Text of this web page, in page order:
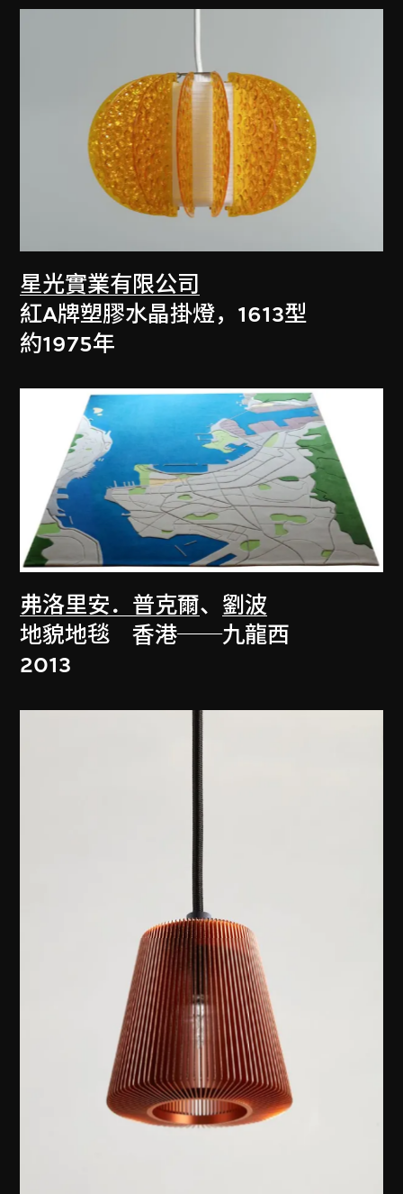
星光實業有限公司
紅A牌塑膠水晶掛燈，1613型
約1975年
弗洛里安．普克爾、 劉波
地貌地毯 香港──九龍西
2013